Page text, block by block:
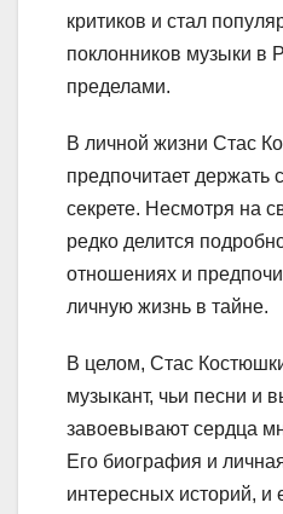
критиков и стал
поклонников музыки в
пределами.
В личной жизни Стас
предпочитает держать
секрете. Несмотря на
редко делится
отношениях и
личную жизнь в тайне.
В целом, Стас
музыкант, чьи песни и
завоевывают сердца
Его биография и
интересных историй, и